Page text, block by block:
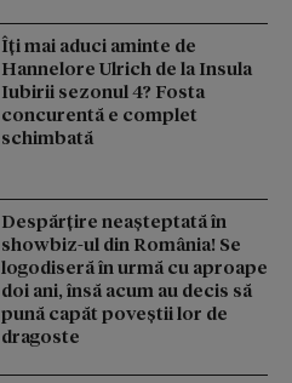
Îți mai aduci aminte de
Hannelore Ulrich de la Insula
Iubirii sezonul 4? Fosta
concurentă e complet
schimbată
Despărțire neașteptată în
showbiz-ul din România! Se
logodiseră în urmă cu aproape
doi ani, însă acum au decis să
pună capăt poveștii lor de
dragoste